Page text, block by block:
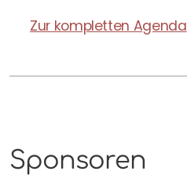
Zur kompletten Agenda
Sponsoren